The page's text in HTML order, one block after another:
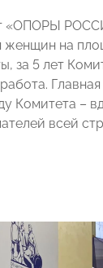
«ОПОРЫ
женщин на
за 5 лет
Комитета –
всей